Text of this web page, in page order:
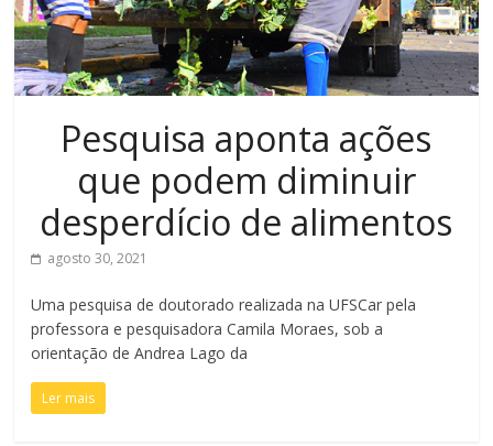
Pesquisa aponta ações
que podem diminuir
desperdício de alimentos
agosto 30, 2021
Uma pesquisa de doutorado realizada na UFSCar pela
professora e pesquisadora Camila Moraes, sob a
orientação de Andrea Lago da
Ler mais